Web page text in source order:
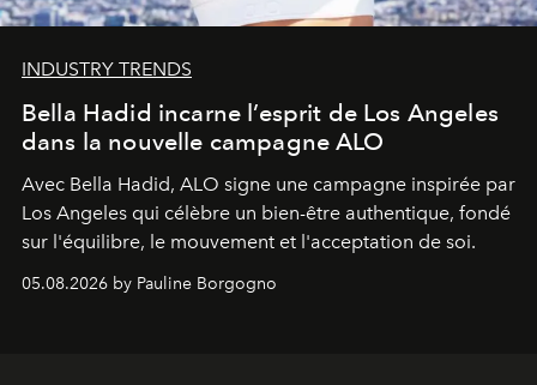
INDUSTRY TRENDS
Bella Hadid incarne l’esprit de Los Angeles
dans la nouvelle campagne ALO
Avec Bella Hadid, ALO signe une campagne inspirée par
Los Angeles qui célèbre un bien-être authentique, fondé
sur l'équilibre, le mouvement et l'acceptation de soi.
05.08.2026 by Pauline Borgogno